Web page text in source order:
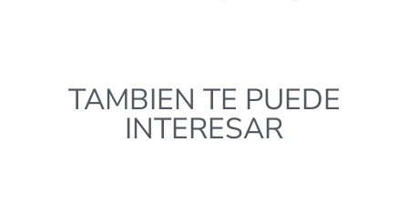
TAMBIEN TE PUEDE
INTERESAR